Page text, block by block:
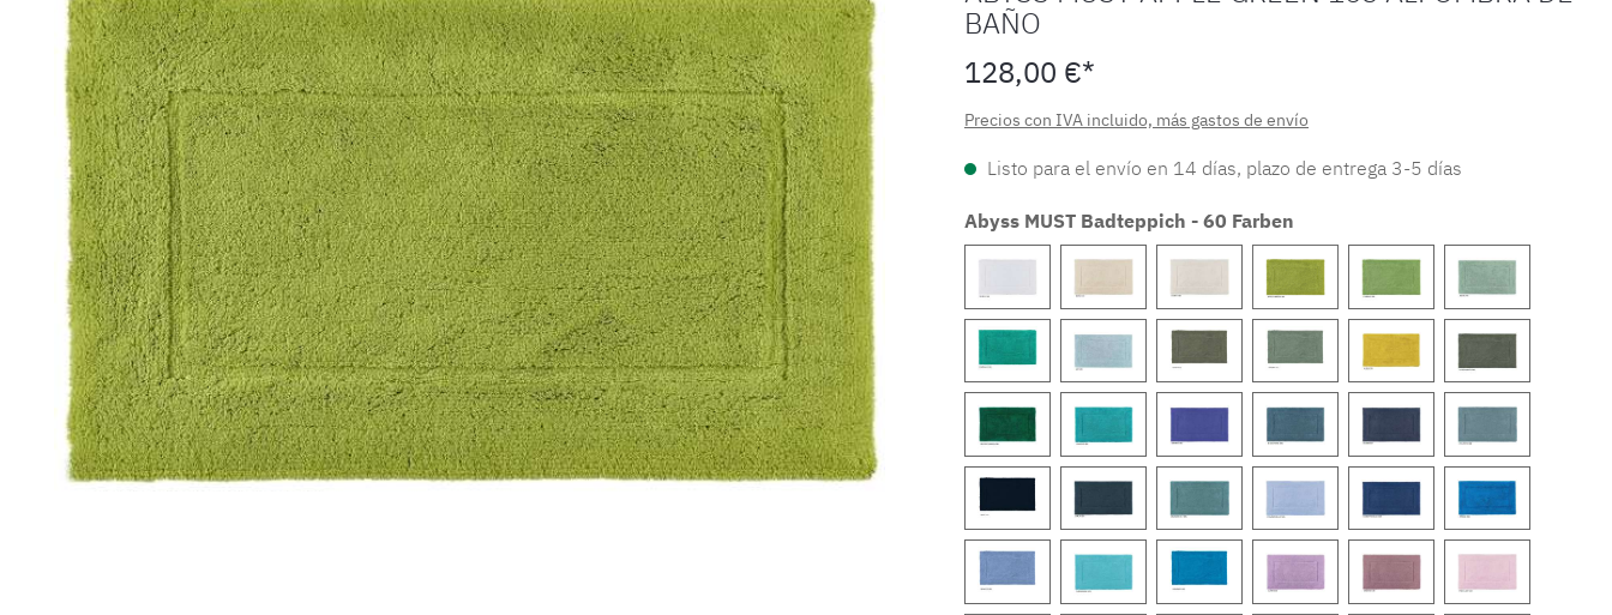
BAÑO
128,00 €*
Precios con IVA incluido, más gastos de envío
Listo para el envío en 14 días, plazo de entrega 3-5 días
Abyss MUST Badteppich - 60 Farben